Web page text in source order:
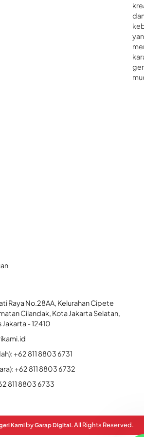
Raya No.28AA, Kelurahan Cipete
Cilandak, Kota Jakarta Selatan,
Jakarta - 12410
+62 811 8803 6731
+62 811 8803 6732
811 8803 6733
Kami byGarap Digital. All Rights Reserved.